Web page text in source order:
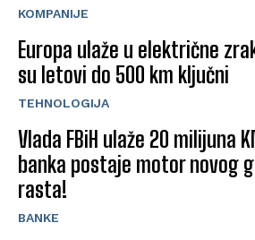
KOMPANIJE
Europa ulaže u električne
su letovi do 500 km ključni
TEHNOLOGIJA
Vlada FBiH ulaže 20 milijuna
banka postaje motor novog
rasta!
BANKE